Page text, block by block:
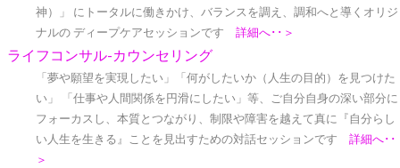
神）」 にトータルに働きかけ、バランスを調え、調和へと導くオリジ
ナルの ディープケアセッションです 詳細へ･･＞
ライフコンサル-カウンセリング
「夢や願望を実現したい」「何がしたいか（人生の目的）を見つけた
い」 「仕事や人間関係を円滑にしたい」等、ご自分自身の深い部分に
フォーカスし、本質とつながり、制限や障害を越えて真に『自分らし
い人生を生きる』ことを見出すための対話セッションです 詳細へ･･
＞